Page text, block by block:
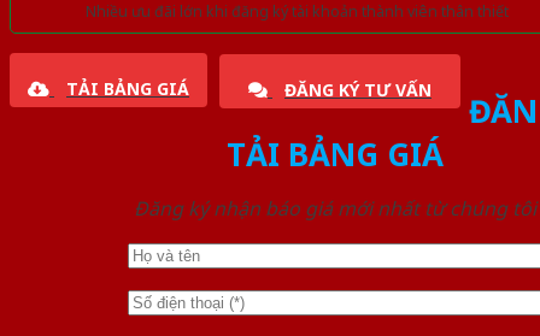
Nhiều ưu đãi lớn khi đăng ký tài khoản thành viên thân thiết
TẢI BẢNG GIÁ ĐĂNG KÝ TƯ VẤN
TẢI BẢNG GIÁ
Đăng ký nhận báo giá mới nhất từ chúng tôi